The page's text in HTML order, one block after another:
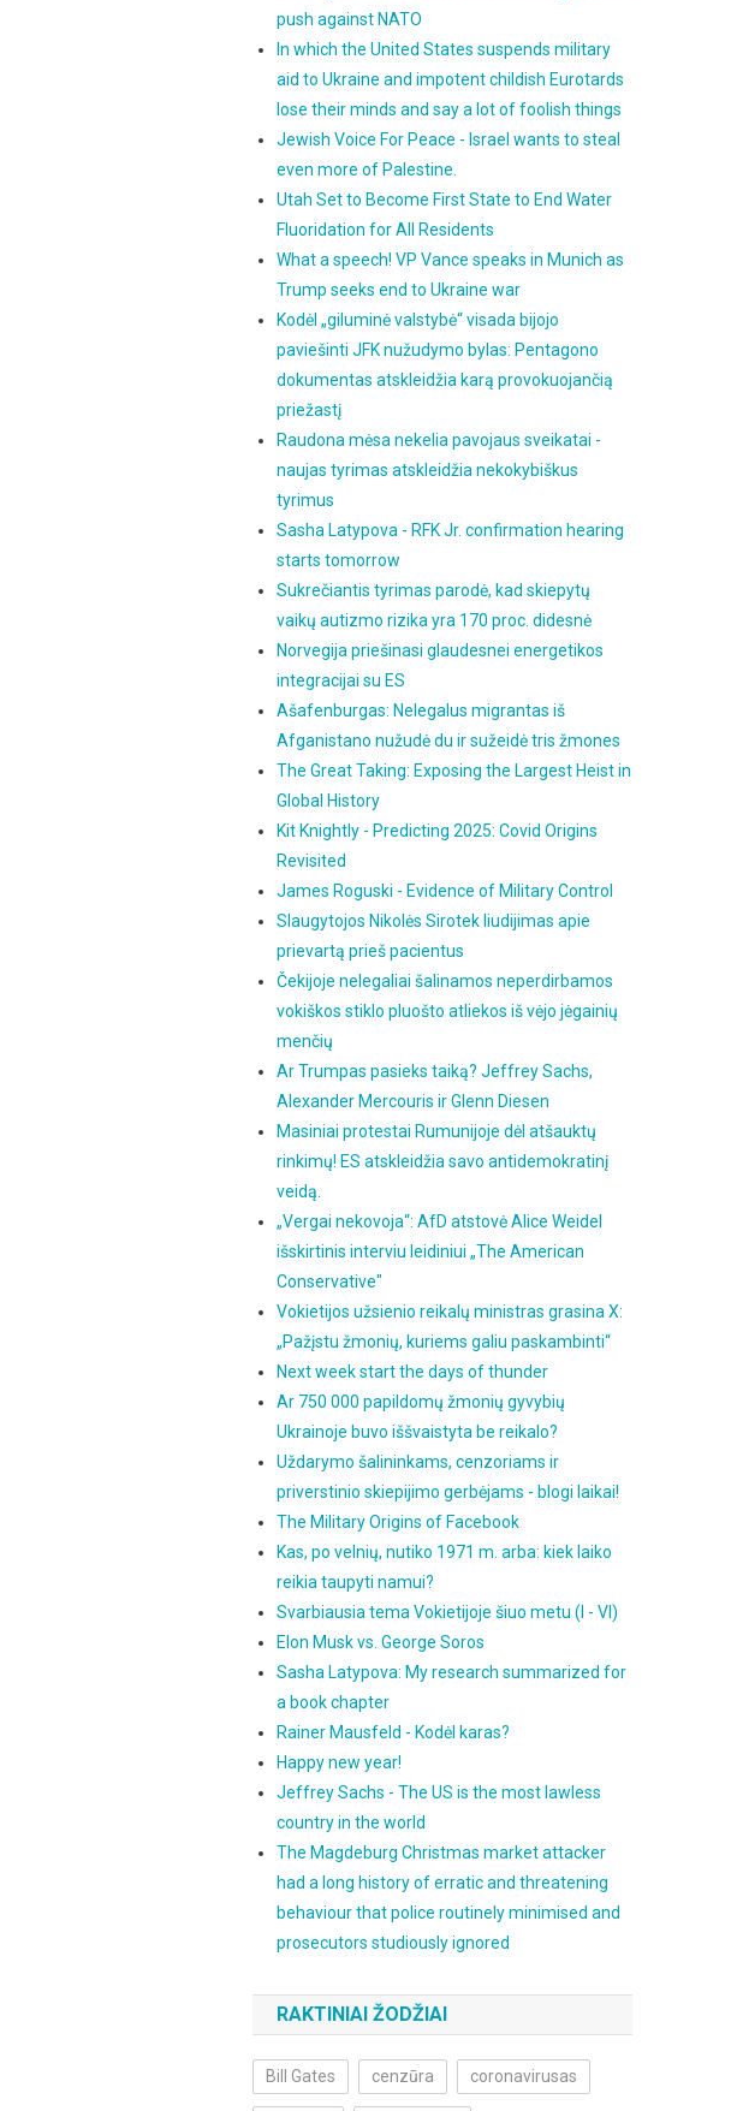
push against NATO
In which the United States suspends military
aid to Ukraine and impotent childish Eurotards
lose their minds and say a lot of foolish things
Jewish Voice For Peace - Israel wants to steal
even more of Palestine.
Utah Set to Become First State to End Water
Fluoridation for All Residents
What a speech! VP Vance speaks in Munich as
Trump seeks end to Ukraine war
Kodėl „giluminė valstybė“ visada bijojo
paviešinti JFK nužudymo bylas: Pentagono
dokumentas atskleidžia karą provokuojančią
priežastį
Raudona mėsa nekelia pavojaus sveikatai -
naujas tyrimas atskleidžia nekokybiškus
tyrimus
Sasha Latypova - RFK Jr. confirmation hearing
starts tomorrow
Sukrečiantis tyrimas parodė, kad skiepytų
vaikų autizmo rizika yra 170 proc. didesnė
Norvegija priešinasi glaudesnei energetikos
integracijai su ES
Ašafenburgas: Nelegalus migrantas iš
Afganistano nužudė du ir sužeidė tris žmones
The Great Taking: Exposing the Largest Heist in
Global History
Kit Knightly - Predicting 2025: Covid Origins
Revisited
James Roguski - Evidence of Military Control
Slaugytojos Nikolės Sirotek liudijimas apie
prievartą prieš pacientus
Čekijoje nelegaliai šalinamos neperdirbamos
vokiškos stiklo pluošto atliekos iš vėjo jėgainių
menčių
Ar Trumpas pasieks taiką? Jeffrey Sachs,
Alexander Mercouris ir Glenn Diesen
Masiniai protestai Rumunijoje dėl atšauktų
rinkimų! ES atskleidžia savo antidemokratinį
veidą.
„Vergai nekovoja“: AfD atstovė Alice Weidel
išskirtinis interviu leidiniui „The American
Conservative"
Vokietijos užsienio reikalų ministras grasina X:
„Pažįstu žmonių, kuriems galiu paskambinti“
Next week start the days of thunder
Ar 750 000 papildomų žmonių gyvybių
Ukrainoje buvo iššvaistyta be reikalo?
Uždarymo šalininkams, cenzoriams ir
priverstinio skiepijimo gerbėjams - blogi laikai!
The Military Origins of Facebook
Kas, po velnių, nutiko 1971 m. arba: kiek laiko
reikia taupyti namui?
Svarbiausia tema Vokietijoje šiuo metu (I - VI)
Elon Musk vs. George Soros
Sasha Latypova: My research summarized for
a book chapter
Rainer Mausfeld - Kodėl karas?
Happy new year!
Jeffrey Sachs - The US is the most lawless
country in the world
The Magdeburg Christmas market attacker
had a long history of erratic and threatening
behaviour that police routinely minimised and
prosecutors studiously ignored
RAKTINIAI ŽODŽIAI
Bill Gates cenzūra coronavirusas